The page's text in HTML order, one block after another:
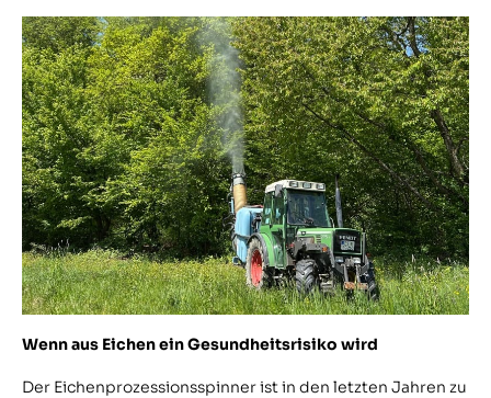
Wenn aus Eichen ein Gesundheitsrisiko wird
Der Eichenprozessionsspinner ist in den letzten Jahren zu